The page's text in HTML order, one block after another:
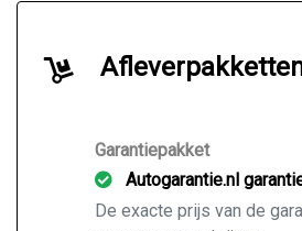
Garantiepakket
Autogarantie.nl
De exacte prijs van de